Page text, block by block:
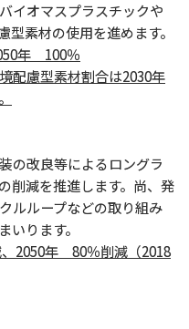
イオマスプラスチックや
素材の使用を進めます。
年 100％
配慮型素材割合は2030年
の改良等によるロングラ
削減を推進します。尚、発
ルループなどの取り組み
いります。
2050年 80％削減（2018